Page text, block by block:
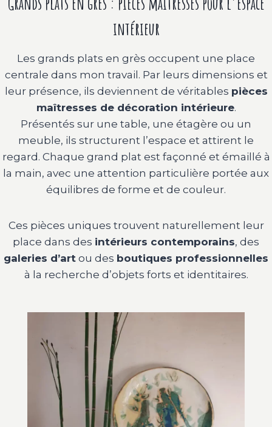
intérieur
Les grands plats en grès occupent une place
centrale dans mon travail. Par leurs dimensions et
leur présence, ils deviennent de véritables pièces
maîtresses de décoration intérieure.
Présentés sur une table, une étagère ou un
meuble, ils structurent l’espace et attirent le
regard. Chaque grand plat est façonné et émaillé à
la main, avec une attention particulière portée aux
équilibres de forme et de couleur.
Ces pièces uniques trouvent naturellement leur
place dans des intérieurs contemporains, des
galeries d’art ou des boutiques professionnelles
à la recherche d’objets forts et identitaires.